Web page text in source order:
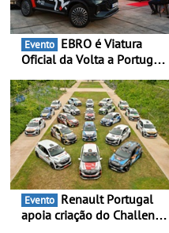
Evento
Oficial da Volta a Portugal
presença nacional ao lado
da mítica prova de ciclismo
e leva a sua gama SUV
multi-energia às estradas
de Portugal
Evento
apoia criação do Challenge